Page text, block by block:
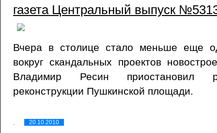
газета Центральный выпуск
Вчера в столице стало меньше еще
вокруг скандальных проектов
Владимир Ресин приостановил
реконструкции Пушкинской площади.
20.10.2010